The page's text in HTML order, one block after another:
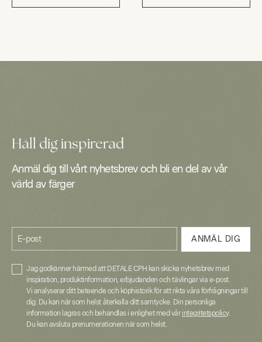
Håll dig inspirerad
Anmäl dig till vårt nyhetsbrev och bli en del av vår
värld av färger
E-post ANMÄL DIG
Jag godkänner härmed att DETALE CPH kan skicka nyhetsbrev med
inspiration, produktinformation, erbjudanden och tävlingar via e-post.
Vi analyserar ditt beteende och köphistorik för att rikta våra förfrågningar till
dig. Du kan när som helst återkalla ditt samtycke. Din personliga
information lagras och behandlas i enlighet med vår integritetspolicy.
Du kan avsluta prenumerationen när som helst.